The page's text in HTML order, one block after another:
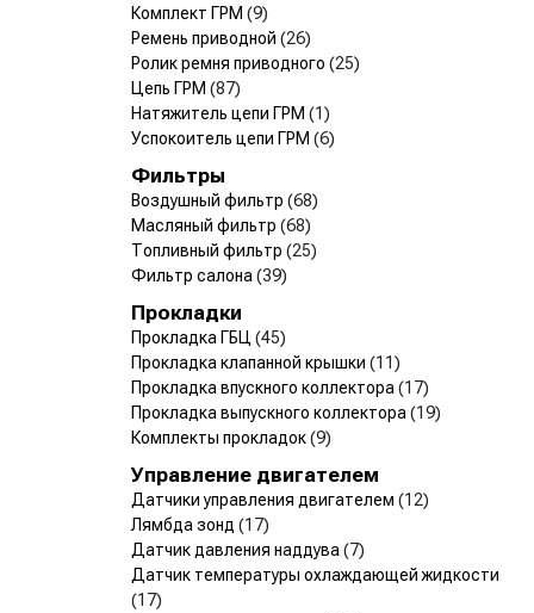
Комплект ГРМ (9)
Ремень приводной (26)
Ролик ремня приводного (25)
Цепь ГРМ (87)
Натяжитель цепи ГРМ (1)
Успокоитель цепи ГРМ (6)
Фильтры
Воздушный фильтр (68)
Масляный фильтр (68)
Топливный фильтр (25)
Фильтр салона (39)
Прокладки
Прокладка ГБЦ (45)
Прокладка клапанной крышки (11)
Прокладка впускного коллектора (17)
Прокладка выпускного коллектора (19)
Комплекты прокладок(9)
Управление двигателем
Датчики управления двигателем (12)
Лямбда зонд (17)
Датчик давления наддува (7)
Датчик температуры охлаждающей жидкости
(17)